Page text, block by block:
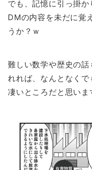
でも、記憶に引っ掛
DMの内容を未だに覚
うか？ｗ
難しい数学や歴史の
れれば、なんとなく
凄いところだと思いま